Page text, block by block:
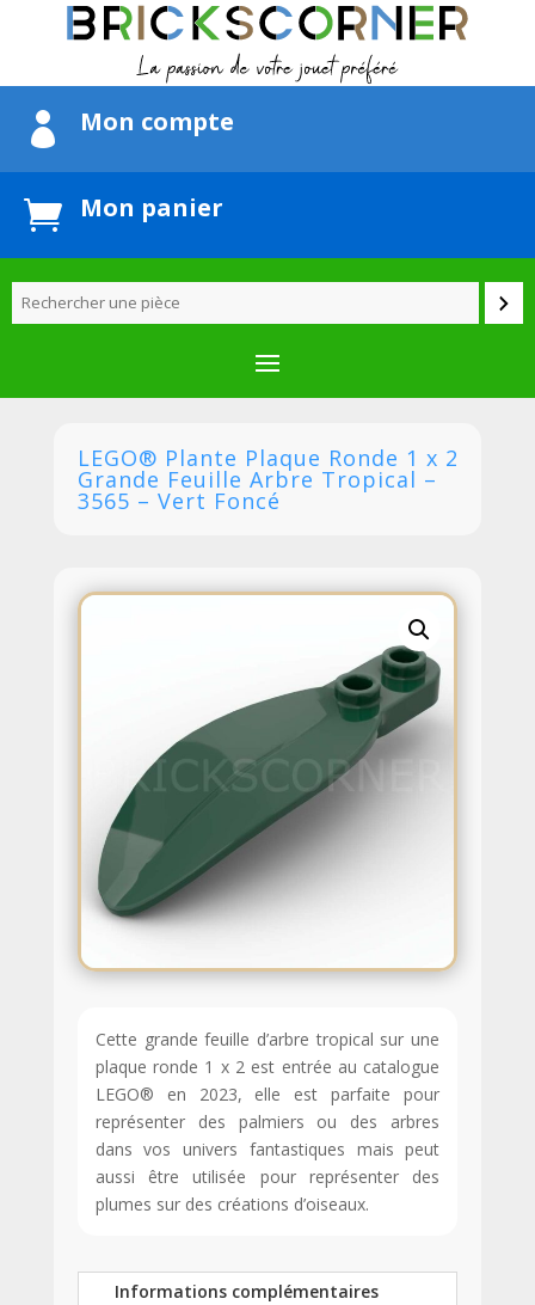
 Mon compte
 Mon panier
LEGO® Plante Plaque Ronde 1 x 2
Grande Feuille Arbre Tropical –
3565 – Vert Foncé
Cette grande feuille d’arbre tropical sur une
plaque ronde 1 x 2 est entrée au catalogue
LEGO® en 2023, elle est parfaite pour
représenter des palmiers ou des arbres
dans vos univers fantastiques mais peut
aussi être utilisée pour représenter des
plumes sur des créations d’oiseaux.
Informations complémentaires